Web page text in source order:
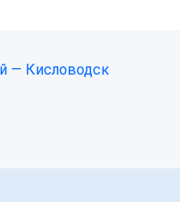
— Кисловодск